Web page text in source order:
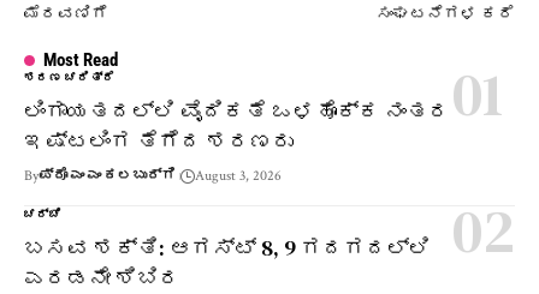
ಮೆರವಣಿಗೆ
ಸಂಘಟನೆಗಳ ಕರೆ
Most Read
ಶರಣ ಚರಿತ್ರೆ
ಲಿಂಗಾಯತದಲ್ಲಿ ವೈದಿಕತೆ ಒಳಹೊಕ್ಕ ನಂತರ
ಇಷ್ಟಲಿಂಗ ತೆಗೆದ ಶರಣರು
Byಪ್ರೊ ಎಂ ಎಂ ಕಲಬುರ್ಗಿ August 3, 2026
ಚರ್ಚೆ
ಬಸವ ಶಕ್ತಿ: ಆಗಸ್ಟ್ 8, 9 ಗದಗದಲ್ಲಿ
ಎರಡನೇ ಶಿಬಿರ